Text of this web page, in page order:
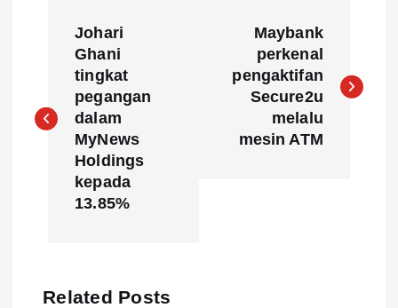
s
Johari
Ghani
tingkat
pegangan
dalam
MyNews
Holdings
kepada
13.85%
Maybank
perkenal
pengaktifan
Secure2u
melalu
mesin ATM
Related Posts